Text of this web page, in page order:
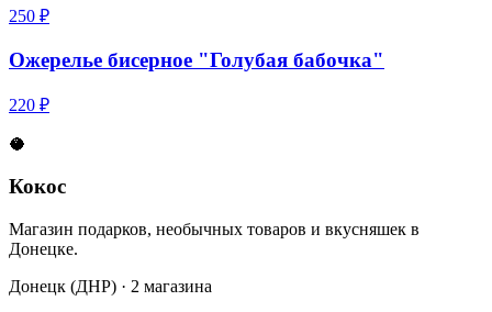
250 ₽
Ожерелье бисерное "Голубая бабочка"
220 ₽
🥥
Кокос
Магазин подарков, необычных товаров и вкусняшек в
Донецке.
Донецк (ДНР) · 2 магазина